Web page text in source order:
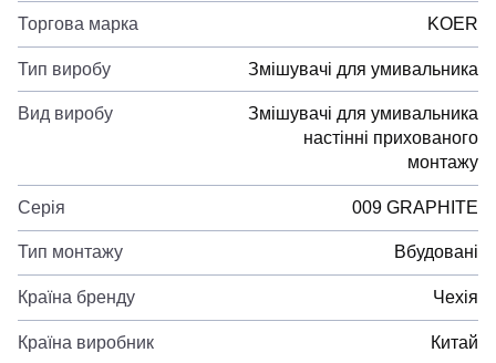
Торгова марка KOER
Тип виробу Змішувачі для умивальника
Вид виробу
Змішувачі для умивальника
настінні прихованого
монтажу
Серія 009 GRAPHITE
Тип монтажу Вбудовані
Країна бренду Чехія
Країна виробник Китай